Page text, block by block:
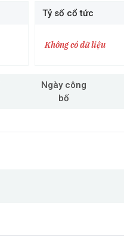
Tỷ số cổ tức
Không có dữ liệu
Ngày công
bố